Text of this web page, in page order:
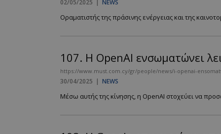
02/05/2025 | NEWS
Οραματιστής της πράσινης ενέργειας και της
107. Η OpenAI ενσωματώνει
https://www.must.com.cy/gr/people/news/i-openai-
30/04/2025 | NEWS
Μέσω αυτής της κίνησης, η OpenAI στοχεύει να
_scc_session
PHPSESSID
PHPSESSID